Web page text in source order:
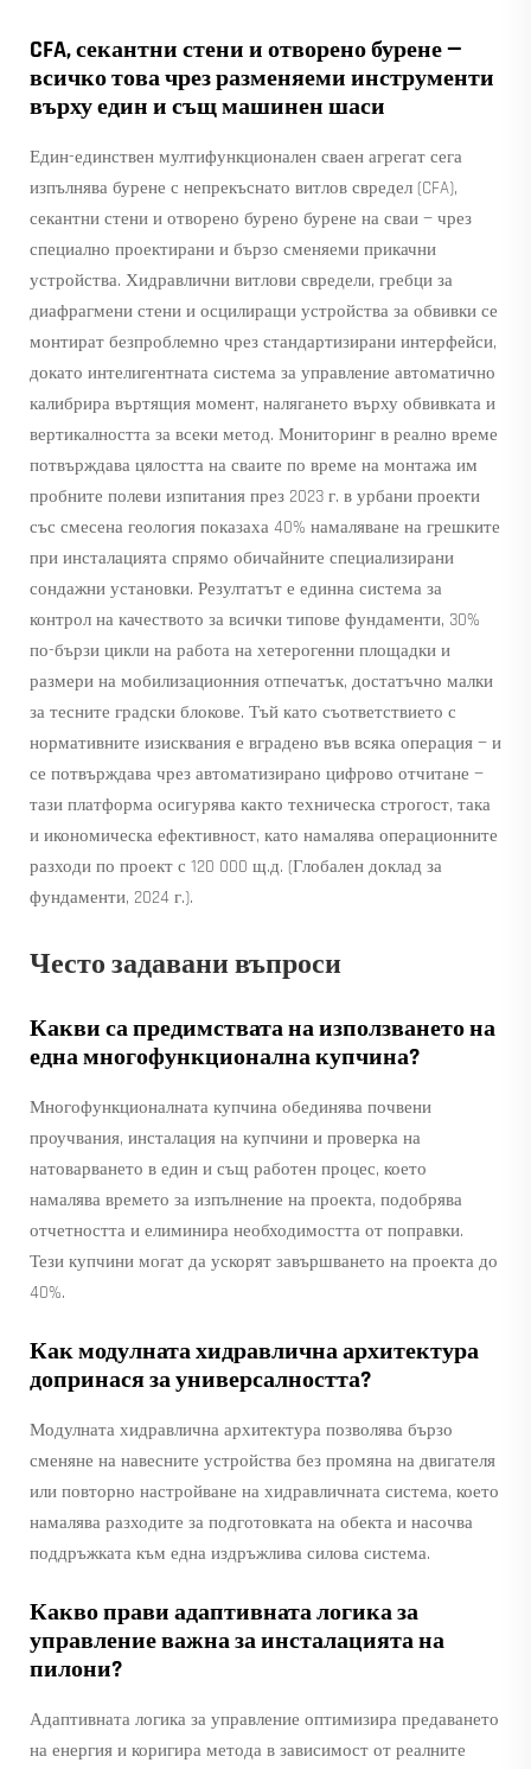
CFA, секантни стени и отворено бурене —
всичко това чрез разменяеми инструменти
върху един и същ машинен шаси
Един-единствен мултифункционален сваен агрегат сега
изпълнява бурене с непрекъснато витлов свредел (CFA),
секантни стени и отворено бурено бурене на сваи — чрез
специално проектирани и бързо сменяеми прикачни
устройства. Хидравлични витлови свредели, гребци за
диафрагмени стени и осцилиращи устройства за обвивки се
монтират безпроблемно чрез стандартизирани интерфейси,
докато интелигентната система за управление автоматично
калибрира въртящия момент, налягането върху обвивката и
вертикалността за всеки метод. Мониторинг в реално време
потвърждава цялостта на сваите по време на монтажа им
пробните полеви изпитания през 2023 г. в урбани проекти
със смесена геология показаха 40% намаляване на грешките
при инсталацията спрямо обичайните специализирани
сондажни установки. Резултатът е единна система за
контрол на качеството за всички типове фундаменти, 30%
по-бързи цикли на работа на хетерогенни площадки и
размери на мобилизационния отпечатък, достатъчно малки
за тесните градски блокове. Тъй като съответствието с
нормативните изисквания е вградено във всяка операция — и
се потвърждава чрез автоматизирано цифрово отчитане —
тази платформа осигурява както техническа строгост, така
и икономическа ефективност, като намалява операционните
разходи по проект с 120 000 щ.д. (Глобален доклад за
фундаменти, 2024 г.).
Често задавани въпроси
Какви са предимствата на използването на
една многофункционална купчина?
Многофункционалната купчина обединява почвени
проучвания, инсталация на купчини и проверка на
натоварването в един и същ работен процес, което
намалява времето за изпълнение на проекта, подобрява
отчетността и елиминира необходимостта от поправки.
Тези купчини могат да ускорят завършването на проекта до
40%.
Как модулната хидравлична архитектура
допринася за универсалността?
Модулната хидравлична архитектура позволява бързо
сменяне на навесните устройства без промяна на двигателя
или повторно настройване на хидравличната система, което
намалява разходите за подготовката на обекта и насочва
поддръжката към една издръжлива силова система.
Какво прави адаптивната логика за
управление важна за инсталацията на
пилони?
Адаптивната логика за управление оптимизира предаването
на енергия и коригира метода в зависимост от реалните